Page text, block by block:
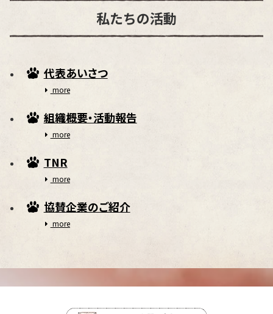
私たちの活動
代表あいさつ
more
組織概要・活動報告
more
TNR
more
協賛企業のご紹介
more